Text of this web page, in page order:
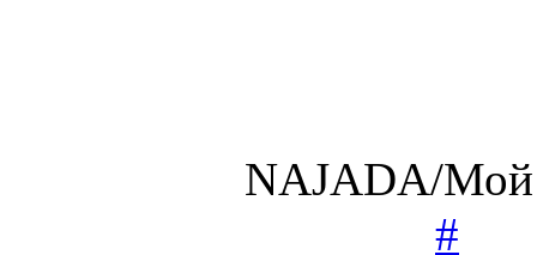
NAJADA/Мой
#